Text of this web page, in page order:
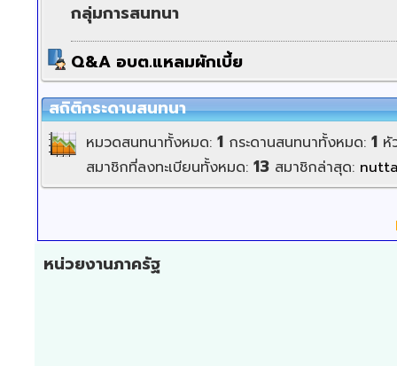
กลุ่มการสนทนา
Q&A อบต.แหลมผักเบี้ย
สถิติกระดานสนทนา
หมวดสนทนาทั้งหมด: 1 กระดานสนทนาทั้งหมด: 1 หั
สมาชิกที่ลงทะเบียนทั้งหมด: 13 สมาชิกล่าสุด:
หน่วยงานภาครัฐ